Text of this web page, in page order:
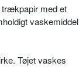
trækpapir med et
vaskemiddel
Tøjet vaskes